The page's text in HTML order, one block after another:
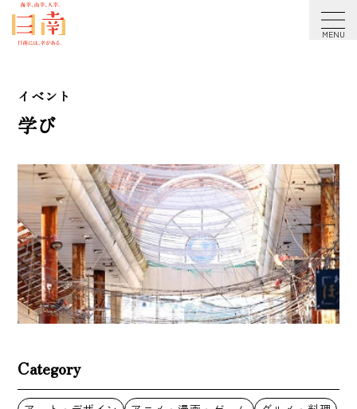
アクセシビリティ方針
イベント
学び
Category